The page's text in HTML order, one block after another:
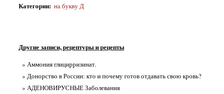
Категории: нa букву Д
Другие записи, рецептуры и рецепты
» Аммония глицирризинат.
» Донорство в России: кто и почему готов отдавать свою кровь?
» АДЕНОВИРУСНЫЕ Заболевания